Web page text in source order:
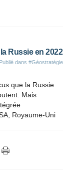
Russie en 2022
Publié dans #Géostratégie
que la Russie
Mais
Royaume-Uni